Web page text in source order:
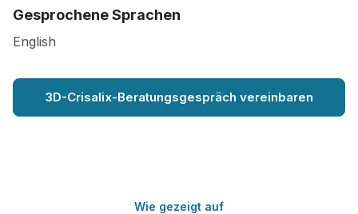
Gesprochene Sprachen
English
3D-Crisalix-Beratungsgespräch vereinbaren
Wie gezeigt auf